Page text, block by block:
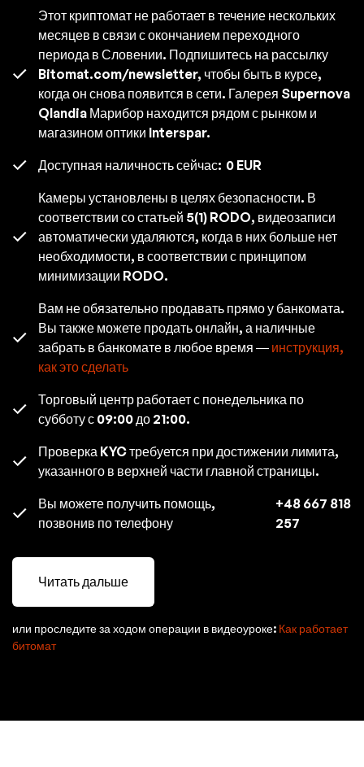
Этот криптомат не работает в течение нескольких
месяцев в связи с окончанием переходного
периода в Словении. Подпишитесь на рассылку
Bitomat.com/newsletter, чтобы быть в курсе,
когда он снова появится в сети. Галерея Supernova
Qlandia Марибор находится рядом с рынком и
магазином оптики Interspar.
Доступная наличность сейчас: 0 EUR
Камеры установлены в целях безопасности. В
соответствии со статьей 5(1) RODO, видеозаписи
автоматически удаляются, когда в них больше нет
необходимости, в соответствии с принципом
минимизации RODO.
Вам не обязательно продавать прямо у банкомата.
Вы также можете продать онлайн, а наличные
забрать в банкомате в любое время — инструкция,
как это сделать
Торговый центр работает с понедельника по
субботу с 09:00 до 21:00.
Проверка KYC требуется при достижении лимита,
указанного в верхней части главной страницы.
Вы можете получить помощь,
позвонив по телефону
+48 667 818
257
Читать дальше
или проследите за ходом операции в видеоуроке: Как работает
битомат